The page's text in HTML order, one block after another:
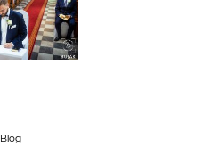
Blog